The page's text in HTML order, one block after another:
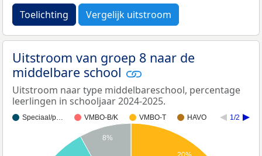
Toelichting Vergelijk uitstroom
Uitstroom van groep 8 naar de
middelbare school
Uitstroom naar type middelbareschool, percentage
leerlingen in schooljaar 2024-2025.
Speciaal/p… VMBO-B/K VMBO-T HAVO 1/2
8%